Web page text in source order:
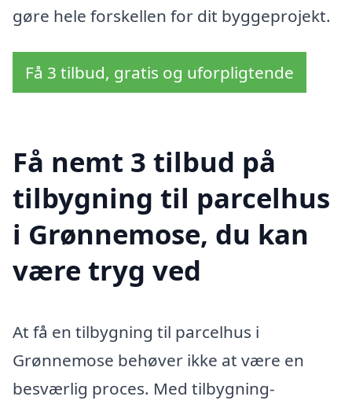
gøre hele forskellen for dit byggeprojekt.
Få 3 tilbud, gratis og uforpligtende
Få nemt 3 tilbud på
tilbygning til parcelhus
i Grønnemose, du kan
være tryg ved
At få en tilbygning til parcelhus i
Grønnemose behøver ikke at være en
besværlig proces. Med tilbygning-